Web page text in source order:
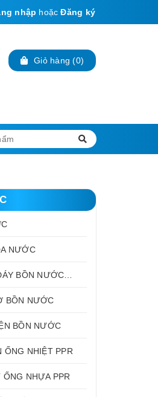
nhập hoặc Đăng ký
Giỏ hàng (0)
NƯỚC
BỒN NƯỚC
BỒN NƯỚC
ỐNG NHIỆT PPR
ỐNG NHỰA PPR